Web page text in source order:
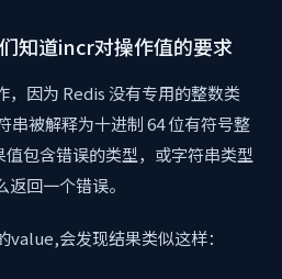
知道incr对操作值的要求
，因为 Redis 没有专用的整数类
串被解释为十进制 64 位有符号整
包含错误的类型，或字符串类型
回一个错误。
会发现结果类似这样：